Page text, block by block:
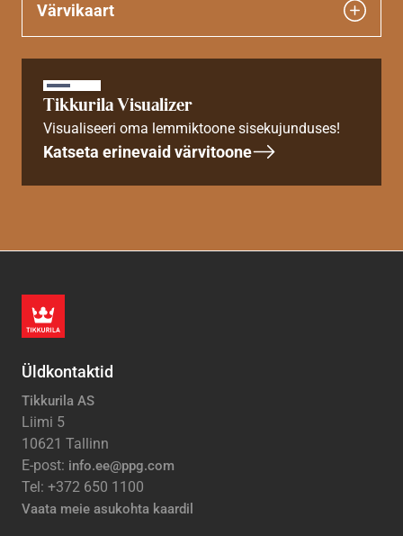
Värvikaart
Tikkurila Visualizer
Visualiseeri oma lemmiktoone sisekujunduses!
Katseta erinevaid värvitoone
Üldkontaktid
Tikkurila AS
Liimi 5
10621 Tallinn
E-post: info.ee@ppg.com
Tel: +372 650 1100
Vaata meie asukohta kaardil